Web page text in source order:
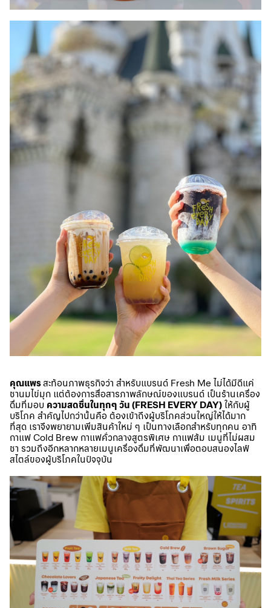
คุณแพรสะท้อนภาพธุรกิจว่า สำหรับแบรนด์ Fresh Me ไม่ได้มีดีแค่
ชานมไข่มุก แต่ต้องการสื่อสารภาพลักษณ์ของแบรนด์ เป็นร้านเครื่อง
ดื่มที่มอบ ความสดชื่นในทุกๆ วัน (FRESH EVERY DAY) ให้กับผู้
บริโภค สำคัญไปกว่านั้นคือ ต้องเข้าถึงผู้บริโภคส่วนใหญ่ให้ได้มาก
ที่สุด เราจึงพยายามเพิ่มสินค้าใหม่ ๆ เป็นทางเลือกสำหรับทุกคน อาทิ
กาแฟ Cold Brew กาแฟคั่วกลางสูตรพิเศษ กาแฟส้ม เมนูที่ไม่ผสม
ชา รวมถึงอีกหลากหลายเมนูเครื่องดื่มที่พัฒนาเพื่อตอบสนองไลฟ์
สไตล์ของผู้บริโภคในปัจจุบัน